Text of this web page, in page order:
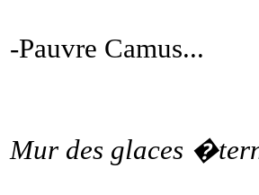
-Pauvre Camus...
Mur des glaces